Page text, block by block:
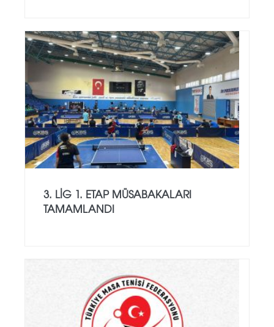
3. LIG 1. ETAP MÜSABAKALARI
TAMAMLANDI